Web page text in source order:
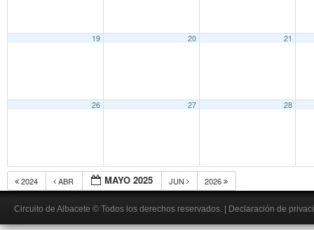
19 20 21
26 27 28
2024 ABR MAYO 2025 JUN 2026
Circuito de Albacete © Todos los derechos reservados. Declaración de